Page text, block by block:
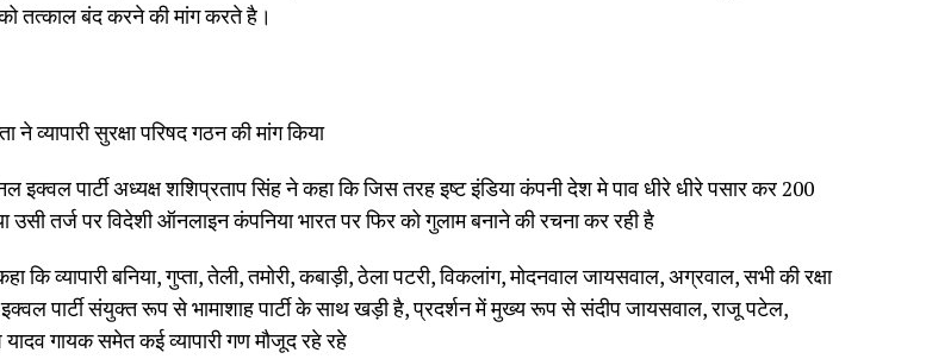
तत्काल बंद करने की मांग करते है।
ने व्यापारी सुरक्षा परिषद गठन की मांग किया
इक्वल पार्टी अध्यक्ष शशिप्रताप सिंह ने कहा कि जिस तरह इष्ट इंडिया कंपनी देश मे पाव धीरे धीरे पसार कर 200
उसी तर्ज पर विदेशी ऑनलाइन कंपनिया भारत पर फिर को गुलाम बनाने की रचना कर रही है
कि व्यापारी बनिया, गुप्ता, तेली, तमोरी, कबाड़ी, ठेला पटरी, विकलांग, मोदनवाल जायसवाल, अग्रवाल, सभी की रक्षा
पार्टी संयुक्त रूप से भामाशाह पार्टी के साथ खड़ी है, प्रदर्शन में मुख्य रूप से संदीप जायसवाल, राजू पटेल,
गायक समेत कई व्यापारी गण मौजूद रहे रहे